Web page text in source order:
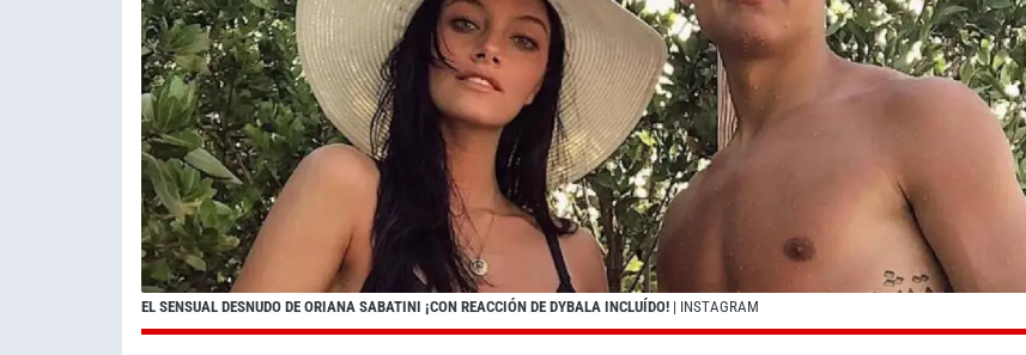
EL SENSUAL DESNUDO DE ORIANA SABATINI ¡CON REACCIÓN DE DYBALA INCLUÍDO! | INSTAGRAM